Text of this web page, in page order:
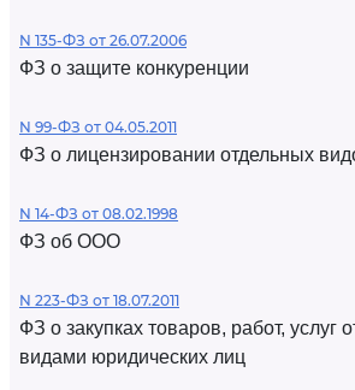
N 135-ФЗ от 26.07.2006
ФЗ о защите конкуренции
N 99-ФЗ от 04.05.2011
ФЗ о лицензировании отдельных
N 14-ФЗ от 08.02.1998
ФЗ об ООО
N 223-ФЗ от 18.07.2011
ФЗ о закупках товаров, работ, услуг
видами юридических лиц